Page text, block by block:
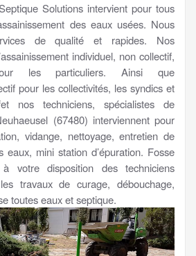
Solutions intervient pour tous
des eaux usées. Nous
de qualité et rapides. Nos
individuel, non collectif,
les particuliers. Ainsi que
pour les collectivités, les syndics et
nos techniciens, spécialistes de
(67480) interviennent pour
vidange, nettoyage, entretien de
eaux, mini station d’épuration. Fosse
votre disposition des techniciens
travaux de curage, débouchage,
toutes eaux et septique.